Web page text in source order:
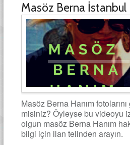
Masöz Berna
Masöz Berna Hanım
misiniz? Öyleyse bu videoyu
olgun masöz Berna Hanım
bilgi için ilan telinden arayın.